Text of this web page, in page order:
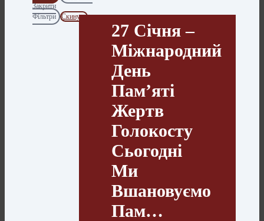
Закрити
Фільтри
Скинути
27 Січня –
Міжнародний
День
Пам’яті
Жертв
Голокосту
Сьогодні
Ми
Вшановуємо
Пам…